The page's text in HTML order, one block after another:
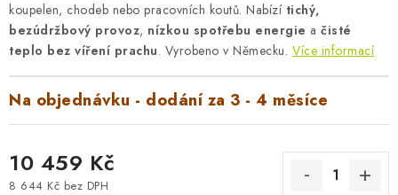
koupelen, chodeb nebo pracovních koutů. Nabízí tichý,
bezúdržbový provoz, nízkou spotřebu energie a čisté
teplo bez víření prachu. Vyrobeno v Německu. Více informací
Na objednávku - dodání za 3 - 4 měsíce
10 459 Kč
8 644 Kč bez DPH